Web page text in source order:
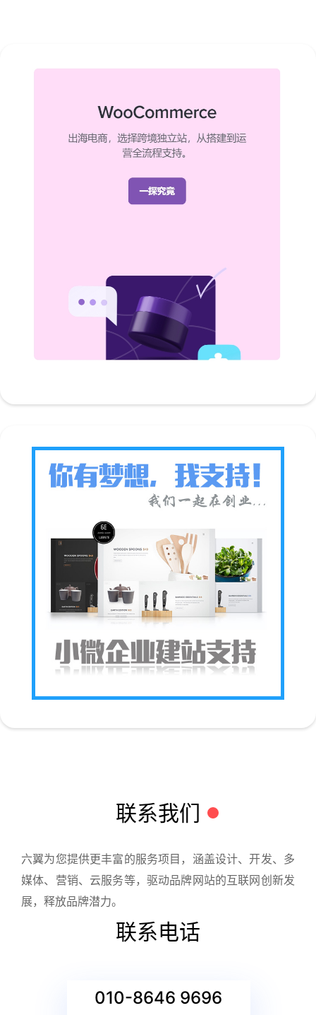
联系我们
六翼为您提供更丰富的服务项目，涵盖设计、开发、多
媒体、营销、云服务等，驱动品牌网站的互联网创新发
展，释放品牌潜力。
联系电话
010-8646 9696